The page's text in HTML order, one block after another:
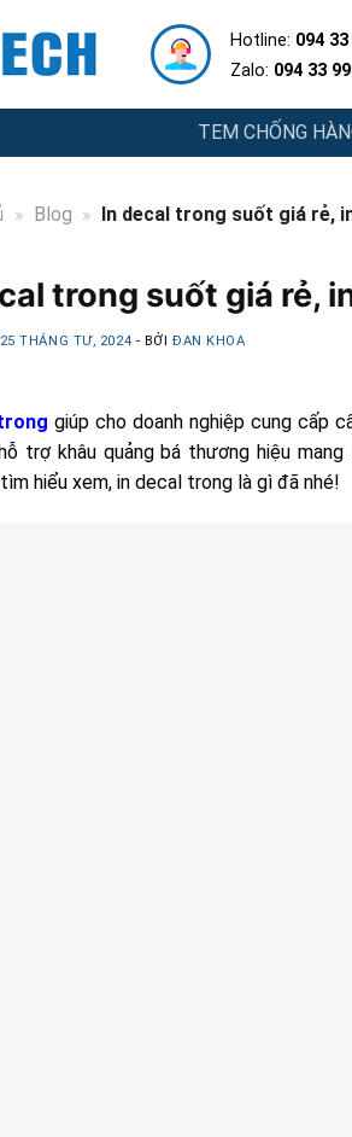
Hotline: 094
Zalo: 094 33
TEM CHỐNG
» Blog » In decal trong suốt giá rẻ,
trong suốt giá rẻ,
25 THÁNG TƯ, 2024 - BỞIĐAN KHOA
giúp cho doanh nghiệp cung cấp
trợ khâu quảng bá thương hiệu
hiểu xem, in decal trong là gì đã nhé!